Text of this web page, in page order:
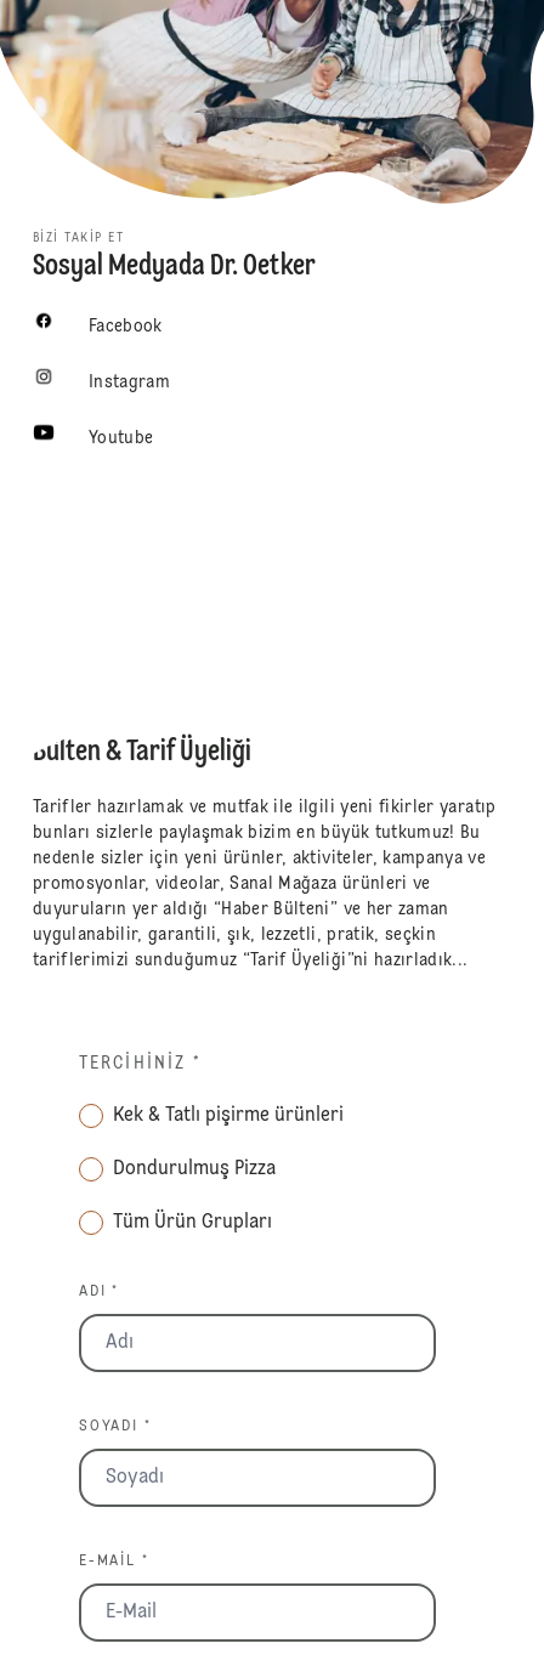
BIZI TAKIP ET
Sosyal Medyada Dr. Oetker
Facebook
Instagram
Youtube
Bülten & Tarif Üyeliği
Tarifler hazırlamak ve mutfak ile ilgili yeni fikirler yaratıp
bunları sizlerle paylaşmak bizim en büyük tutkumuz! Bu
nedenle sizler için yeni ürünler, aktiviteler, kampanya ve
promosyonlar, videolar, Sanal Mağaza ürünleri ve
duyuruların yer aldığı “Haber Bülteni” ve her zaman
uygulanabilir, garantili, şık, lezzetli, pratik, seçkin
tariflerimizi sunduğumuz “Tarif Üyeliği”ni hazırladık...
TERCIHINIZ *
Kek & Tatlı pişirme ürünleri
Dondurulmuş Pizza
Tüm Ürün Grupları
ADI *
SOYADI *
E-MAIL *